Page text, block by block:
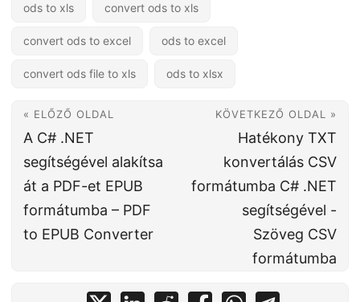
ods to xls convert ods to xls
convert ods to excel ods to excel
convert ods file to xls ods to xlsx
« ELŐZŐ OLDAL
A C# .NET
segítségével alakítsa
át a PDF-et EPUB
formátumba – PDF
to EPUB Converter
KÖVETKEZŐ OLDAL »
Hatékony TXT
konvertálás CSV
formátumba C# .NET
segítségével -
Szöveg CSV
formátumba